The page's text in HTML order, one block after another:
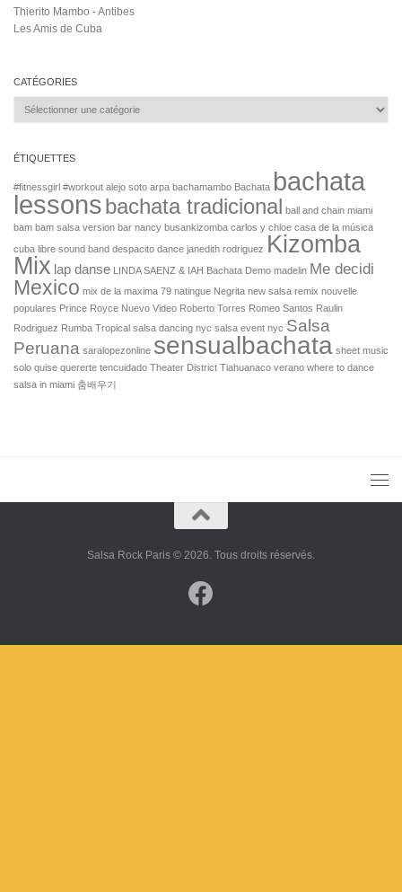
Thierito Mambo - Antibes
Les Amis de Cuba
CATÉGORIES
Catégories
ÉTIQUETTES
#fitnessgirl #workout alejo soto arpa bachamambo Bachata bachata
lessonsbachata tradicional ball and chain miami
bam bam salsa version bar nancy busankizomba carlos y chloe casa de la música
cuba libre sound band despacito dance janedith rodriguez Kizomba
Mix lap danse LINDA SAENZ & IAH Bachata Demo madelin Me decidi
Mexico mix de la maxima 79 natingue Negrita new salsa remix nouvelle
populares Prince Royce Nuevo Video Roberto Torres Romeo Santos Raulin
Rodriguez Rumba Tropical salsa dancing nyc salsa event nyc Salsa
Peruana saralopezonline sensualbachata sheet music
solo quise quererte tencuidado Theater District Tiahuanaco verano where to dance
salsa in miami 춤배우기
Salsa Rock Paris © 2026. Tous droits réservés.